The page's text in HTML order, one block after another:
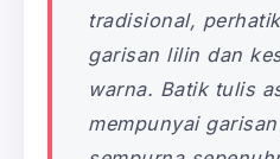
tradisional,
garisan lilin dan
warna. Batik tulis
mempunyai